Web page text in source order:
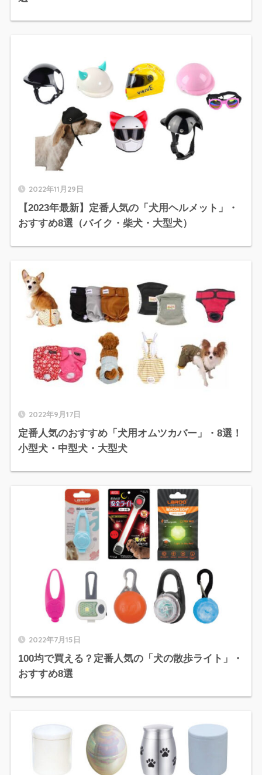
2022年11月29日
【2023年最新】定番人気の「犬用ヘルメット」・
おすすめ8選（バイク・柴犬・大型犬）
2022年9月17日
定番人気のおすすめ「犬用オムツカバー」・8選！
小型犬・中型犬・大型犬
2022年7月15日
100均で買える？定番人気の「犬の散歩ライト」・
おすすめ8選